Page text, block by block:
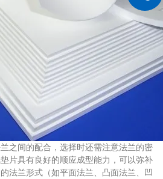
间的配合，选择时还需注意法兰的密
片具有良好的顺应成型能力，可以弥补
法兰形式（如平面法兰、凸面法兰、凹